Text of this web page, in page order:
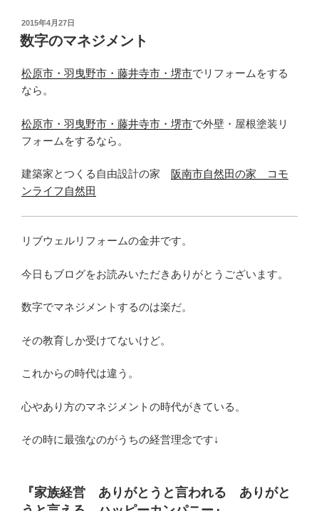
投
稿
日:
2015年4月27日
数字のマネジメント
松原市・羽曳野市・藤井寺市・堺市でリフォームをする
なら。
松原市・羽曳野市・藤井寺市・堺市で外壁・屋根塗装リ
フォームをするなら。
建築家とつくる自由設計の家
阪南市自然田の家 コモ
ンライフ自然田
リブウェルリフォームの金井です。
今日もブログをお読みいただきありがとうございます。
数字でマネジメントするのは楽だ。
その教育しか受けてないけど。
これからの時代は違う。
心やあり方のマネジメントの時代がきている。
その時に最強なのがうちの経営理念です↓
『家族経営 ありがとうと言われる ありがと